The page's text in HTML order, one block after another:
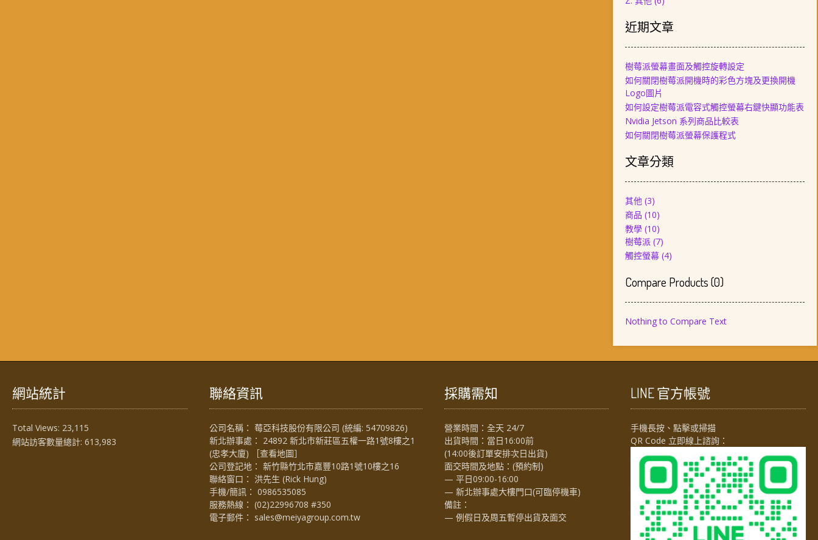
近期文章
樹莓派螢幕畫面及觸控旋轉設定
如何關閉樹莓派開機時的彩色方塊及更換開機
Logo圖片
如何設定樹莓派電容式觸控螢幕右鍵快顯功能表
Nvidia Jetson 系列商品比較表
如何關閉樹莓派螢幕保護程式
文章分類
其他(3)
商品 (10)
教學(10)
樹莓派(7)
觸控螢幕(4)
Compare Products(0)
Nothing to Compare Text
網站統計
Total Views: 23,115
網站訪客數量總計: 613,983
聯絡資訊
公司名稱： 莓亞科技股份有限公司 (統編: 54709826)
新北辦事處： 24892 新北市新莊區五權一路1號8樓之1
(忠孝大廈) ［查看地圖］
公司登記地： 新竹縣竹北市嘉豐10路1號10樓之16
聯絡窗口： 洪先生 (Rick Hung)
手機/簡訊： 0986535085
服務熱線： (02)22996708 #350
電子郵件： sales@meiyagroup.com.tw
採購需知
營業時間：全天 24/7
出貨時間：當日16:00前
(14:00後訂單安排次日出貨)
面交時間及地點：(預約制)
— 平日09:00-16:00
— 新北辦事處大樓門口(可臨停機車)
備註：
— 例假日及周五暫停出貨及面交
LINE 官方帳號
手機長按、點擊或掃描
QR Code 立即線上諮詢：